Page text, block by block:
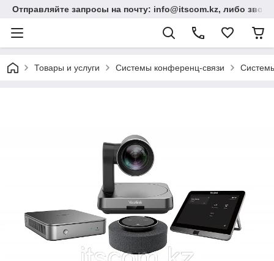
Отправляйте запросы на почту: info@itscom.kz, либо
Товары и услуги Системы конференц-связи